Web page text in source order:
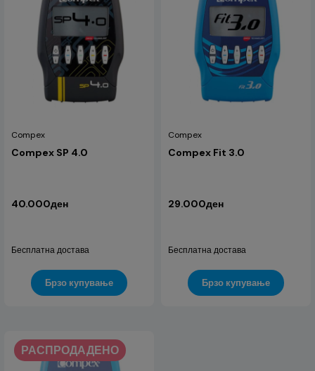
Compex
Compex SP 4.0
40.000ден
Бесплатна достава
Брзо купување
Compex
Compex Fit 3.0
29.000ден
Бесплатна достава
Брзо купување
РАСПРОДАДЕНО